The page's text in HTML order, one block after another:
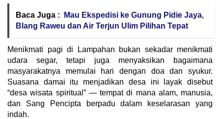
Baca Juga :
Mau Ekspedisi ke Gunung Pidie Jaya,
Blang Raweu dan Air Terjun Ulim Pilihan Tepat
Menikmati pagi di Lampahan bukan sekadar menikmati
udara segar, tetapi juga menyaksikan bagaimana
masyarakatnya memulai hari dengan doa dan syukur.
Suasana damai itu menjadikan desa ini layak disebut
“desa wisata spiritual” — tempat di mana alam, manusia,
dan Sang Pencipta berpadu dalam keselarasan yang
indah.